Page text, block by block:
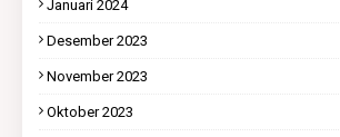
Januari 2024
Desember 2023
November 2023
Oktober 2023